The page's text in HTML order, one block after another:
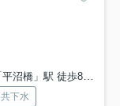
沼橋」駅 徒歩8分
下水